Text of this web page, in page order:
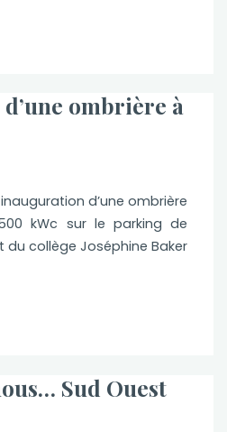
ombrière à
d’une ombrière
kWc sur le parking de
du collège Joséphine Baker
Sud Ouest